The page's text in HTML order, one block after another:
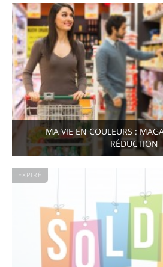
MA VIE EN COULEURS :
RÉDUCTION
EXPIRÉ